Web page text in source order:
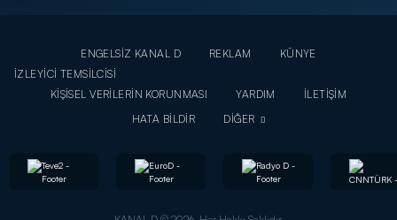
ENGELSİZ KANAL D REKLAM
KÜNYE
İZLEYİCİ TEMSİLCİSİ
KİŞİSEL VERİLERİN KORUNMASI
YARDIM
İLETİŞİM
HATA BİLDİR
DİĞER